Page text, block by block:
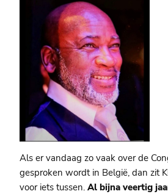
Als er vandaag zo vaak over de
gesproken wordt in België, dan zit
voor iets tussen. Al bijna veertig